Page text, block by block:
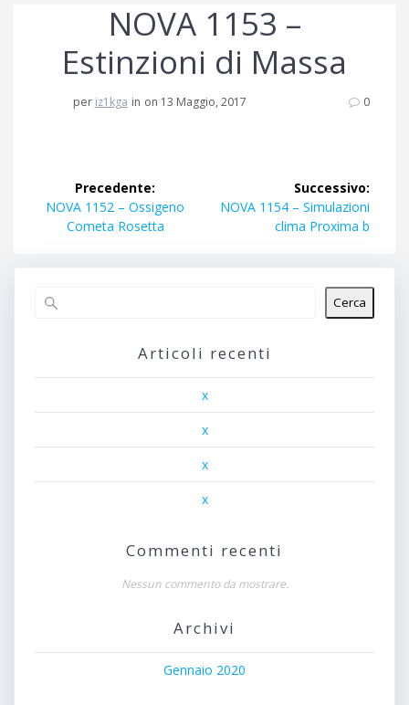
NOVA 1153 –
Estinzioni di Massa
per iz1kga in on 13 Maggio, 2017 0
Navigazione
articoli
Precedente:
Articolo
precedente:
NOVA 1152 – Ossigeno
Cometa Rosetta
Successivo:
Articolo
successivo:
NOVA 1154 – Simulazioni
clima Proxima b
Cerca
Articoli recenti
x
x
x
x
Commenti recenti
Nessun commento da mostrare.
Archivi
Gennaio 2020